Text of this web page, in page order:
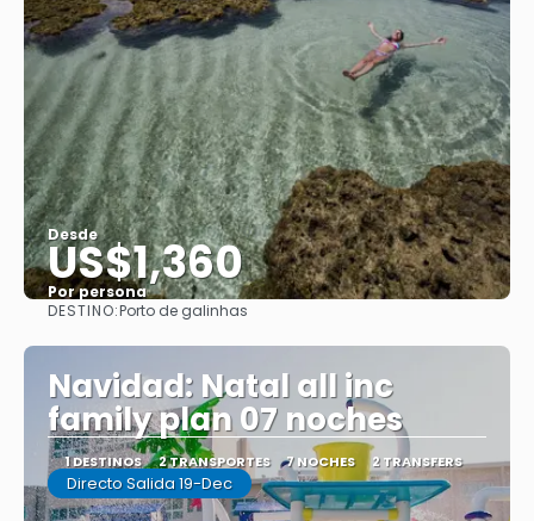
Desde
US$1,360
Por persona
DESTINO:Porto de galinhas
Navidad: Natal all inc
family plan 07 noches
1 DESTINOS 2 TRANSPORTES 7 NOCHES 2 TRANSFERS
Directo Salida 19-Dec